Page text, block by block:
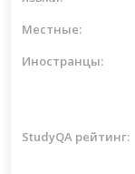
Местные:
Иностранцы:
StudyQA рейтинг: